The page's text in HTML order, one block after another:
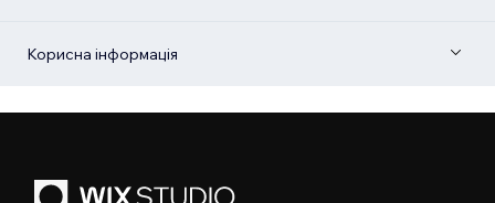
Корисна інформація